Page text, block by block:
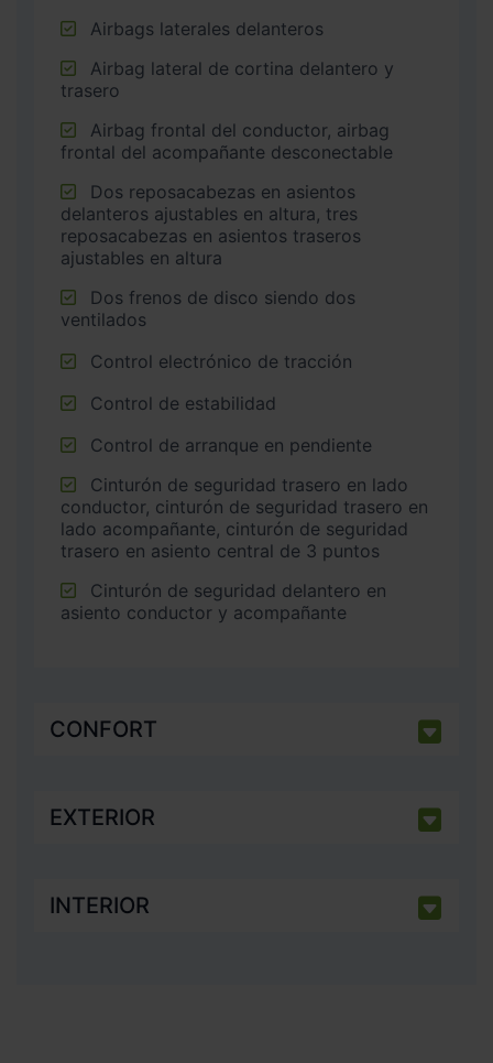
Airbags laterales delanteros
trasero
frontal del acompañante desconectable
delanteros ajustables en altura, tres
reposacabezas en asientos traseros
ajustables en altura
ventilados
Control electrónico de tracción
Control de estabilidad
Control de arranque en pendiente
conductor, cinturón de seguridad trasero en
lado acompañante, cinturón de seguridad
trasero en asiento central de 3 puntos
asiento conductor y acompañante
CONFORT
EXTERIOR
INTERIOR